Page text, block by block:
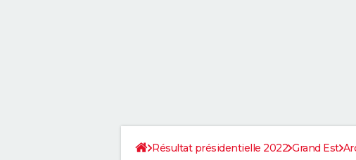
Résultat présidentielle 2022 Grand Est